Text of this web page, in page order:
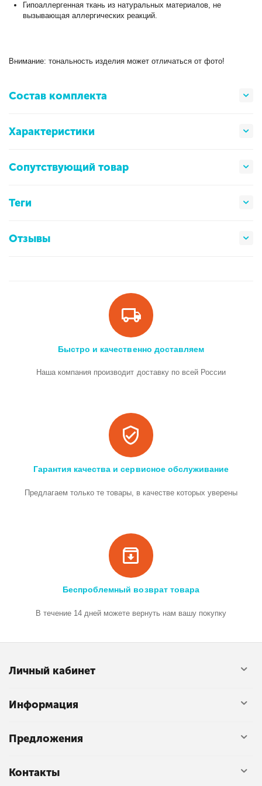
Гипоаллергенная ткань из натуральных материалов, не
вызывающая аллергических реакций.
Внимание: тональность изделия может отличаться от фото!
Состав комплекта
Характеристики
Сопутствующий товар
Теги
Отзывы
Быстро и качественно доставляем
Наша компания производит доставку по всей России
Гарантия качества и сервисное обслуживание
Предлагаем только те товары, в качестве которых уверены
Беспроблемный возврат товара
В течение 14 дней можете вернуть нам вашу покупку
Личный кабинет
Информация
Предложения
Контакты